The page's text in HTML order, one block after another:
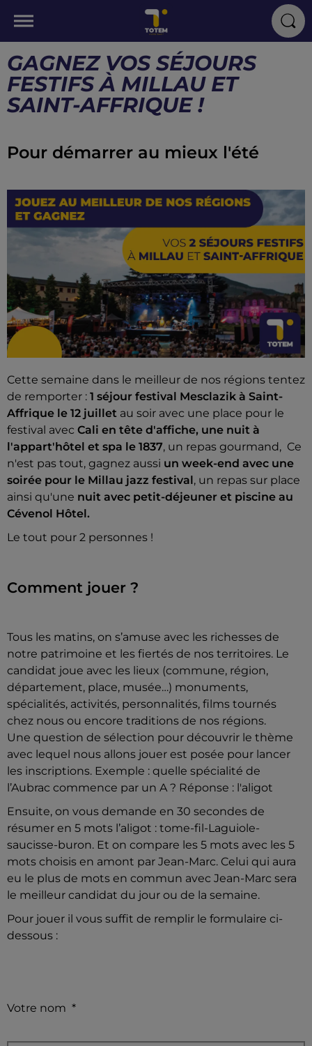
GAGNEZ VOS SÉJOURS
FESTIFS À MILLAU ET
SAINT-AFFRIQUE !
Pour démarrer au mieux l'été
Cette semaine dans le meilleur de nos régions tentez
de remporter : 1 séjour festival Mesclazik à Saint-
Affrique le 12 juillet au soir avec une place pour le
festival avec Cali en tête d'affiche, une nuit à
l'appart'hôtel et spa le 1837, un repas gourmand, Ce
n'est pas tout, gagnez aussi un week-end avec une
soirée pour le Millau jazz festival, un repas sur place
ainsi qu'une nuit avec petit-déjeuner et piscine au
Cévenol Hôtel.
Le tout pour 2 personnes !
Comment jouer ?
Tous les matins, on s’amuse avec les richesses de
notre patrimoine et les fiertés de nos territoires. Le
candidat joue avec les lieux (commune, région,
département, place, musée…) monuments,
spécialités, activités, personnalités, films tournés
chez nous ou encore traditions de nos régions.
Une question de sélection pour découvrir le thème
avec lequel nous allons jouer est posée pour lancer
les inscriptions. Exemple : quelle spécialité de
l’Aubrac commence par un A ? Réponse : l'aligot
Ensuite, on vous demande en 30 secondes de
résumer en 5 mots l’aligot : tome-fil-Laguiole-
saucisse-buron. Et on compare les 5 mots avec les 5
mots choisis en amont par Jean-Marc. Celui qui aura
eu le plus de mots en commun avec Jean-Marc sera
le meilleur candidat du jour ou de la semaine.
Pour jouer il vous suffit de remplir le formulaire ci-
dessous :
Votre nom *